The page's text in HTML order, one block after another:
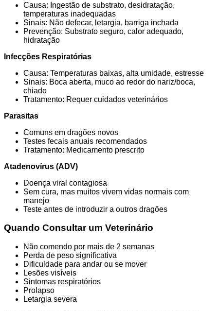
Causa: Ingestão de substrato, desidratação,
temperaturas inadequadas
Sinais: Não defecar, letargia, barriga inchada
Prevenção: Substrato seguro, calor adequado,
hidratação
Infecções Respiratórias
Causa: Temperaturas baixas, alta umidade, estresse
Sinais: Boca aberta, muco ao redor do nariz/boca,
chiado
Tratamento: Requer cuidados veterinários
Parasitas
Comuns em dragões novos
Testes fecais anuais recomendados
Tratamento: Medicamento prescrito
Atadenovírus (ADV)
Doença viral contagiosa
Sem cura, mas muitos vivem vidas normais com
manejo
Teste antes de introduzir a outros dragões
Quando Consultar um Veterinário
Não comendo por mais de 2 semanas
Perda de peso significativa
Dificuldade para andar ou se mover
Lesões visíveis
Sintomas respiratórios
Prolapso
Letargia severa